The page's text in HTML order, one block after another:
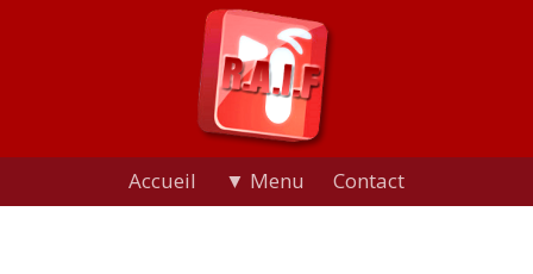
Accueil ▼ Menu Contact